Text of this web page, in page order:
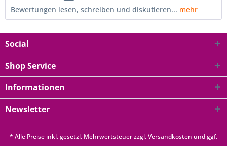
Bewertungen lesen, schreiben und diskutieren... mehr
Social
Shop Service
Informationen
Newsletter
* Alle Preise inkl. gesetzl. Mehrwertsteuer zzgl.Versandkosten und ggf.